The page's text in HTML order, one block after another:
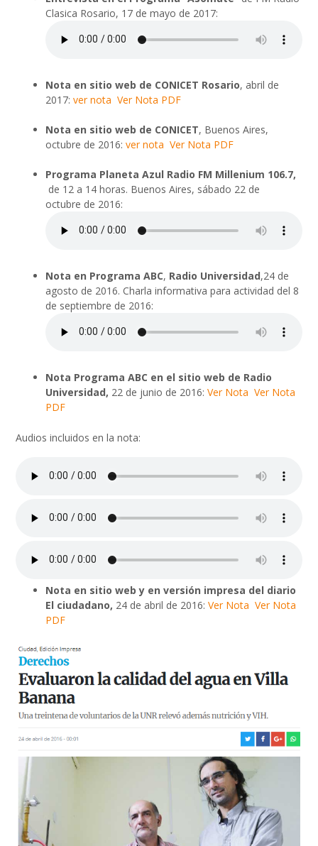
Clasica Rosario, 17 de mayo de 2017:
Nota en sitio web de CONICET Rosario, abril de
2017: ver nota Ver Nota PDF
Nota en sitio web de CONICET, Buenos Aires,
octubre de 2016: ver nota Ver Nota PDF
Programa Planeta Azul Radio FM Millenium 106.7,
de 12 a 14 horas. Buenos Aires, sábado 22 de
octubre de 2016:
Nota en Programa ABC, Radio Universidad,24 de
agosto de 2016. Charla informativa para actividad del 8
de septiembre de 2016:
Nota Programa ABC en el sitio web de Radio
Universidad, 22 de junio de 2016: Ver Nota Ver Nota
PDF
Audios incluidos en la nota:
Nota en sitio web y en versión impresa del diario
El ciudadano, 24 de abril de 2016: Ver Nota Ver Nota
PDF